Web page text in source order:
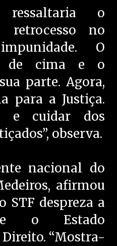
ressaltaria o
retrocesso no
O
de cima e o
parte. Agora,
para a Justiça.
e cuidar dos
observa.
nacional do
afirmou
STF despreza a
e o Estado
“Mostra-